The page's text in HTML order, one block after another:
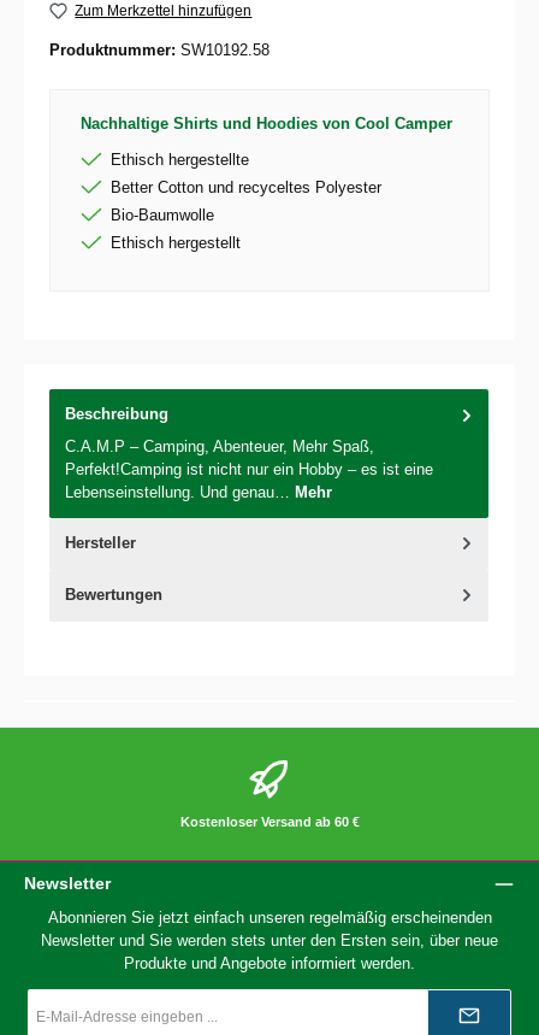
Zum Merkzettel hinzufügen
Produktnummer: SW10192.58
Nachhaltige Shirts und Hoodies von Cool Camper
Ethisch hergestellte
Better Cotton und recyceltes Polyester
Bio-Baumwolle
Ethisch hergestellt
Beschreibung
C.A.M.P – Camping, Abenteuer, Mehr Spaß,
Perfekt!Camping ist nicht nur ein Hobby – es ist eine
Lebenseinstellung. Und genau… Mehr
Hersteller
Bewertungen
Kostenloser Versand ab 60 €
Newsletter
Abonnieren Sie jetzt einfach unseren regelmäßig erscheinenden
Newsletter und Sie werden stets unter den Ersten sein, über neue
Produkte und Angebote informiert werden.
Mail-